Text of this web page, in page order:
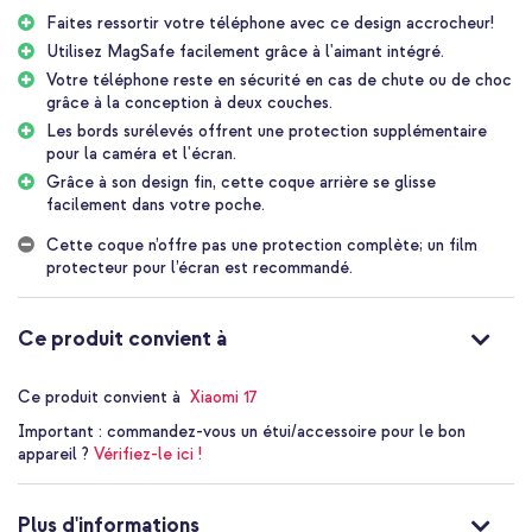
Protection à double couche
Cette coque offre une protection à double couche avec une
couche intérieure en silicone souple et une coque extérieure en
plastique rigide. L'intérieur en silicone absorbe les chocs, tandis
que la partie extérieure rigide prévient les rayures et autres
dommages. Les bords surélevés protègent la caméra et l'écran,
même lorsque le téléphone est posé face contre terre.
MagSafe est une technologie qui permet de connecter
magnétiquement des accessoires à votre téléphone. Ce produit
est compatible avec la technologie MagSafe, ce qui signifie que
smartphone. Vous pouvez ainsi profiter pleinement d'un chargeur
l'endroit idéal sur votre téléphone. De plus, vous pouvez
également utiliser une batterie externe ou un support pour
téléphone MagSafe.
votre téléphone, assurant ainsi une prise en main agréable. Cette
Faites ressortir votre téléphone avec ce design accrocheur!
Utilisez MagSafe facilement grâce à l'aimant intégré.
Votre téléphone reste en sécurité en cas de chute ou de choc
grâce à la conception à deux couches.
Les bords surélevés offrent une protection supplémentaire
pour la caméra et l'écran.
Grâce à son design fin, cette coque arrière se glisse
facilement dans votre poche.
Cette coque n’offre pas une protection complète; un film
protecteur pour l’écran est recommandé.
Ce produit convient à
Ce produit convient à Xiaomi 17
Important : commandez-vous un étui/accessoire pour le bon
appareil ? Vérifiez-le ici !
Plus d'informations